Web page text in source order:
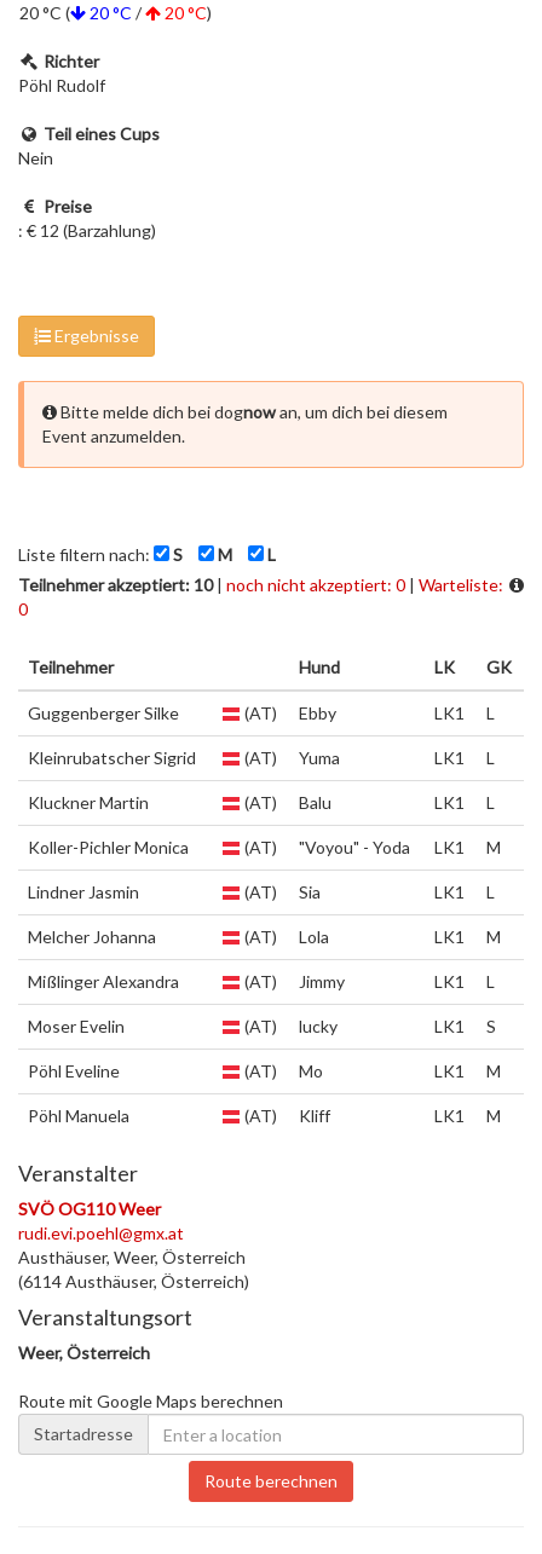
20 °C (
20 °C / 20 °C)
Richter
Pöhl Rudolf
Teil eines Cups
Nein
Preise
: € 12 (Barzahlung)
Ergebnisse
Bitte melde dich bei dognowan, um dich bei diesem
Event anzumelden.
Liste filtern nach: S M
L
Teilnehmer akzeptiert: 10| noch nicht akzeptiert: 0 | Warteliste:
0
Teilnehmer Hund LK GK
Guggenberger Silke (AT) Ebby LK1 L
Kleinrubatscher Sigrid (AT) Yuma LK1 L
Kluckner Martin (AT) Balu LK1 L
Koller-Pichler Monica (AT) "Voyou" - Yoda LK1 M
Lindner Jasmin (AT) Sia LK1 L
Melcher Johanna (AT) Lola LK1 M
Mißlinger Alexandra (AT) Jimmy LK1 L
Moser Evelin (AT) lucky LK1 S
Pöhl Eveline (AT) Mo LK1 M
Pöhl Manuela (AT) Kliff LK1 M
Veranstalter
SVÖ OG110 Weer
rudi.evi.poehl@gmx.at
Austhäuser, Weer, Österreich
(6114 Austhäuser, Österreich)
Veranstaltungsort
Weer, Österreich
Route mit Google Maps berechnen
Startadresse
Route berechnen